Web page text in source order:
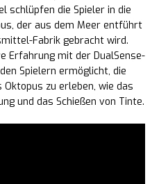
schlüpfen die Spieler in die
der aus dem Meer entführt
Fabrik gebracht wird.
Erfahrung mit der DualSense-
Spielern ermöglicht, die
zu erleben, wie das
und das Schießen von Tinte.